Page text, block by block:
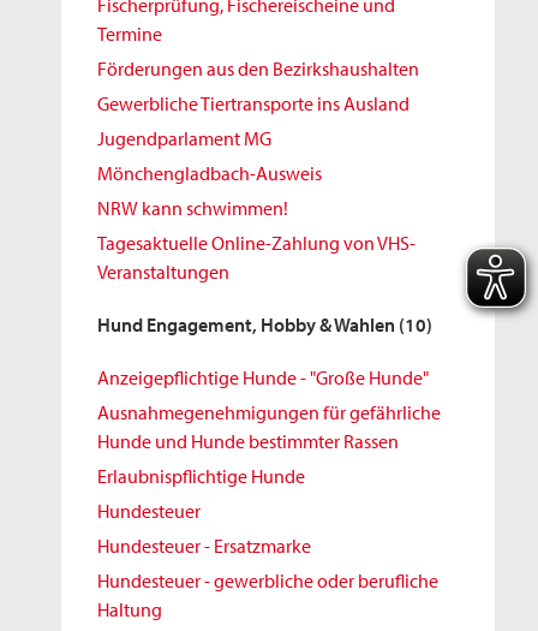
Fischerprüfung, Fischereischeine und
Termine
Förderungen aus den Bezirkshaushalten
Gewerbliche Tiertransporte ins Ausland
Jugendparlament MG
Mönchengladbach-Ausweis
NRW kann schwimmen!
Tagesaktuelle Online-Zahlung von VHS-
Veranstaltungen
Hund Engagement, Hobby & Wahlen (10)
Anzeigepflichtige Hunde - "Große Hunde"
Ausnahmegenehmigungen für gefährliche
Hunde und Hunde bestimmter Rassen
Erlaubnispflichtige Hunde
Hundesteuer
Hundesteuer - Ersatzmarke
Hundesteuer - gewerbliche oder berufliche
Haltung